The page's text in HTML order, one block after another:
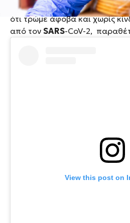
με την πιθανή ερμηνεία από
ότι τρώμε άφοβα και χωρίς
από τον SARS-CoV-2,
View this post on